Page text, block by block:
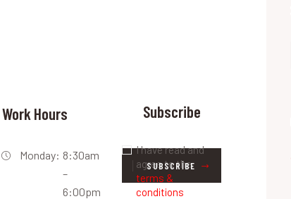
Work Hours
Monday: 8:30am
–
6:00pm
Subscribe
SUBSCRIBE
I have read and
agree to the
terms &
conditions